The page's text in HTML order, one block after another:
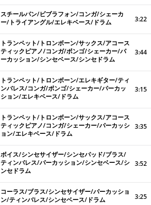
スチールパン/ビブラフォン/コンガ/シェーカ
ー/トライアングル/エレキベース/ドラム
3:22
トランペット/トロンボーン/サックス/アコース
ティックピアノ/コンガ/ボンゴ/シェーカー/パ
ーカッション/シンセベース/シンセドラム
3:44
トランペット/トロンボーン/エレキギター/ティ
ンバレス/コンガ/ボンゴ/シェーカー/パーカッ
ション/エレキベース/ドラム
3:15
トランペット/トロンボーン/サックス/アコース
ティックピアノ/コンガ/シェーカー/パーカッシ
ョン/エレキベース/ドラム
3:35
ボイス/シンセサイザー/シンセパッド/ブラス/
ティンバレス/パーカッション/シンセベース/シ
ンセドラム
3:52
コーラス/ブラス/シンセサイザー/パーカッショ
ン/ティンバレス/シンセベース/ドラム
3:25